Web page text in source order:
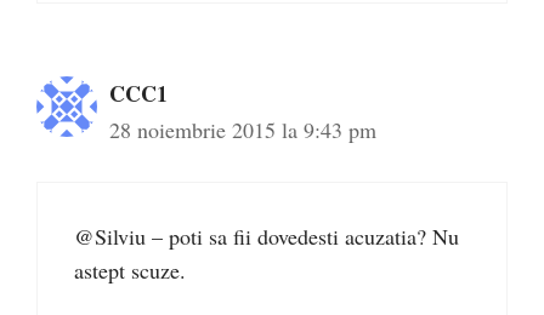
CCC1
28 noiembrie 2015 la 9:43 pm
@Silviu – poti sa fii dovedesti acuzatia? Nu
astept scuze.